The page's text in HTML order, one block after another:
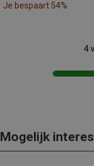
Je bespaart 54%
4
Mogelijk